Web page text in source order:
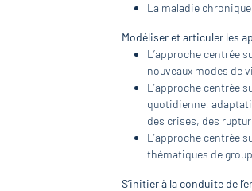
La maladie
Modéliser et articuler les
L’approche centrée
nouveaux modes de
L’approche centrée
quotidienne,
des crises, des
L’approche centrée
thématiques de
S’initier à la conduite de